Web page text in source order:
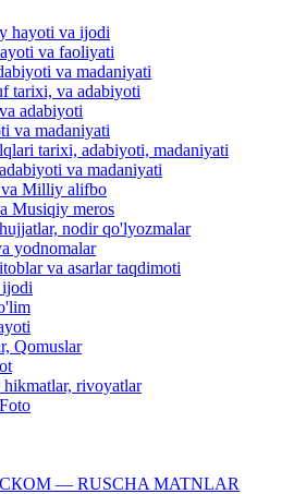
hayoti va ijodi
va faoliyati
va madaniyati
tarixi, va adabiyoti
adabiyoti
va madaniyati
tarixi, adabiyoti, madaniyati
va madaniyati
Milliy alifbo
Musiqiy meros
nodir qo'lyozmalar
yodnomalar
va asarlar taqdimoti
ijodi
Qomuslar
hikmatlar, rivoyatlar
— RUSCHA MATNLAR